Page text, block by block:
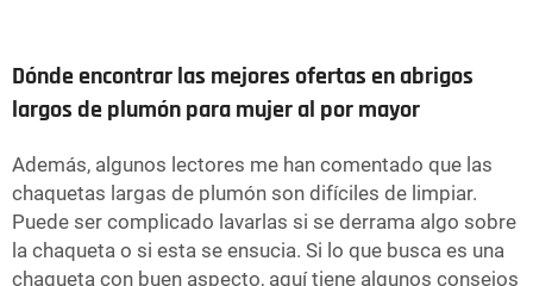
Dónde encontrar las mejores ofertas en abrigos
largos de plumón para mujer al por mayor
Además, algunos lectores me han comentado que las
chaquetas largas de plumón son difíciles de limpiar.
Puede ser complicado lavarlas si se derrama algo sobre
la chaqueta o si esta se ensucia. Si lo que busca es una
chaqueta con buen aspecto, aquí tiene algunos consejos